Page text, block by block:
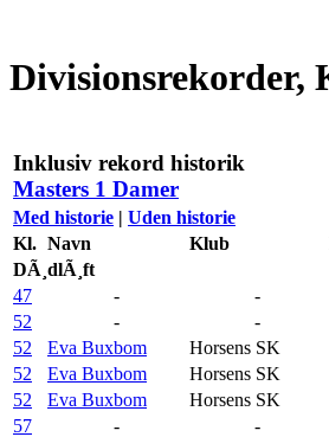
Divisionsrekorder,
Inklusiv rekord historik
Masters 1 Damer
Med historie | Uden historie
Kl. Navn Klub
DÃ¸dlÃ¸ft
47
- -
52
- -
52
Eva Buxbom Horsens SK
52
Eva Buxbom Horsens SK
52
Eva Buxbom Horsens SK
57
- -